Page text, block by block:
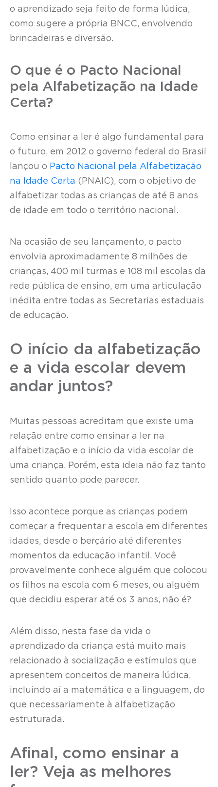
o aprendizado seja feito de forma lúdica,
como sugere a própria BNCC, envolvendo
brincadeiras e diversão.
O que é o Pacto Nacional
pela Alfabetização na Idade
Certa?
Como ensinar a ler é algo fundamental para
o futuro, em 2012 o governo federal do Brasil
lançou o Pacto Nacional pela Alfabetização
na Idade Certa (PNAIC), com o objetivo de
alfabetizar todas as crianças de até 8 anos
de idade em todo o território nacional.
Na ocasião de seu lançamento, o pacto
envolvia aproximadamente 8 milhões de
crianças, 400 mil turmas e 108 mil escolas da
rede pública de ensino, em uma articulação
inédita entre todas as Secretarias estaduais
de educação.
O início da alfabetização
e a vida escolar devem
andar juntos?
Muitas pessoas acreditam que existe uma
relação entre como ensinar a ler na
alfabetização e o início da vida escolar de
uma criança. Porém, esta ideia não faz tanto
sentido quanto pode parecer.
Isso acontece porque as crianças podem
começar a frequentar a escola em diferentes
idades, desde o berçário até diferentes
momentos da educação infantil. Você
provavelmente conhece alguém que colocou
os filhos na escola com 6 meses, ou alguém
que decidiu esperar até os 3 anos, não é?
Além disso, nesta fase da vida o
aprendizado da criança está muito mais
relacionado à socialização e estímulos que
apresentem conceitos de maneira lúdica,
incluindo aí a matemática e a linguagem, do
que necessariamente à alfabetização
estruturada.
Afinal, como ensinar a
ler? Veja as melhores